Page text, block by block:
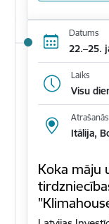
Datums
22.–25.
Laiks
Visu
Itālija,
Koka māju